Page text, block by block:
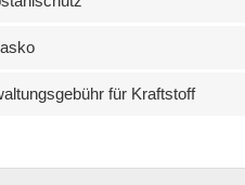
für Kraftstoff